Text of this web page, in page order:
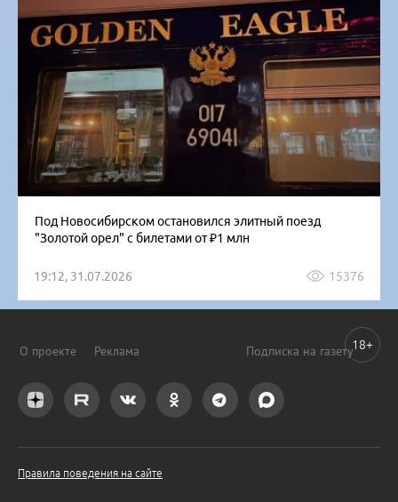
Под Новосибирском остановился элитный поезд
"Золотой орел" с билетами от ₽1 млн
19:12, 31.07.2026 15376
О проекте Реклама Подписка на газету
Правила поведения на сайте
18+